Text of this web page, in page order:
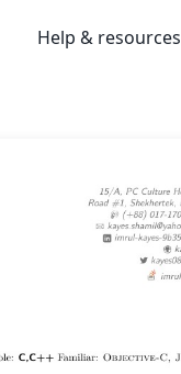
Help & resources